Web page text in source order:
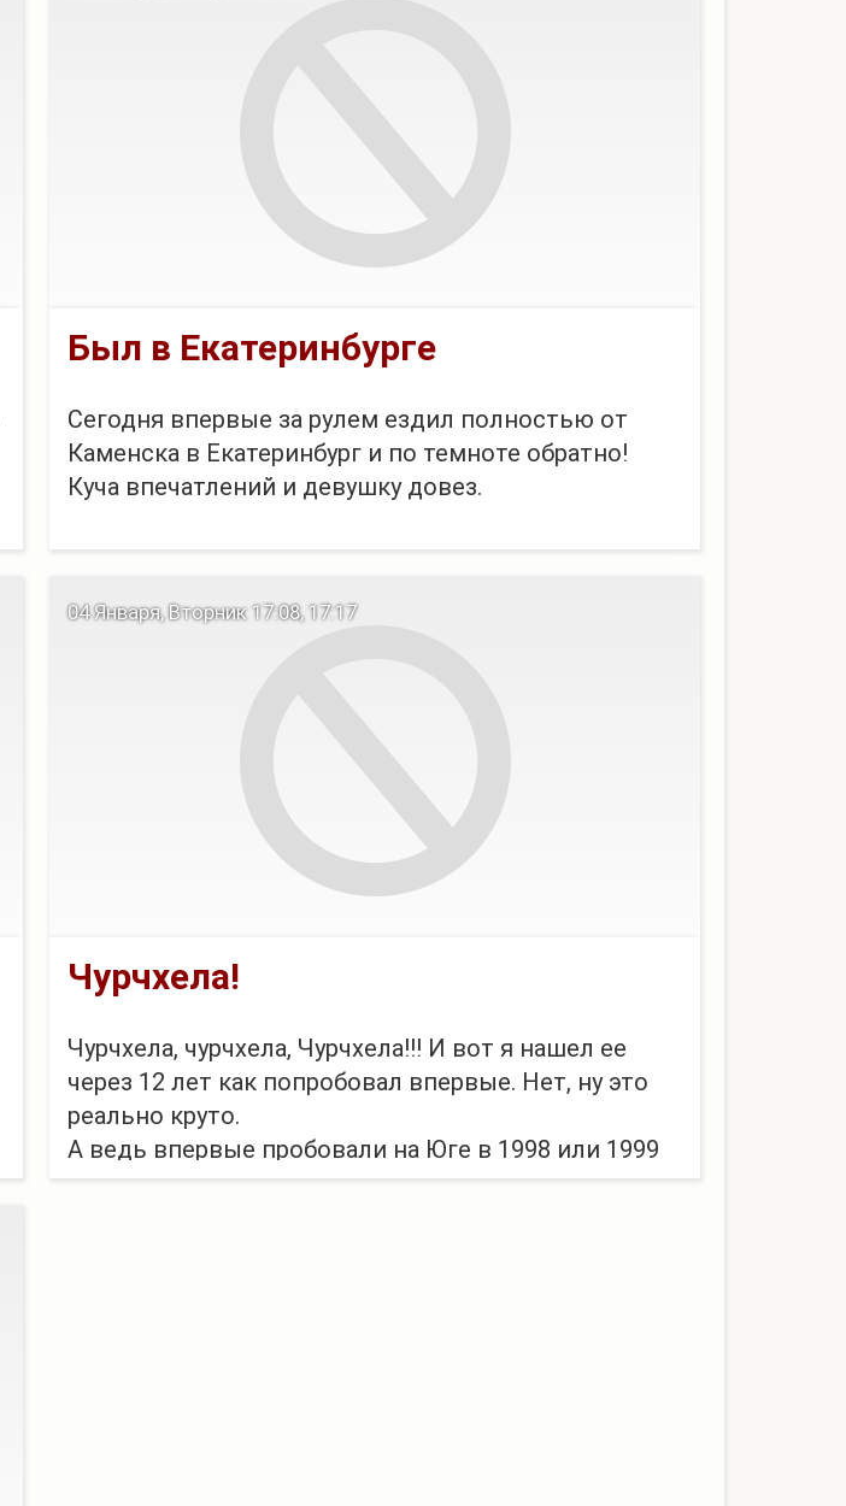
Был в Екатеринбурге
Сегодня впервые за рулем ездил полностью от
Каменска в Екатеринбург и по темноте обратно!
Куча впечатлений и девушку довез.
Чурчхела!
Чурчхела, чурчхела, Чурчхела!!! И вот я нашел ее
через 12 лет как попробовал впервые. Нет, ну это
реально круто.
А ведь впервые пробовали на Юге в 1998 или 1999
году! И вот теперь она у меня. И еще финики.
04 Января, Вторник 17:08, 17:17